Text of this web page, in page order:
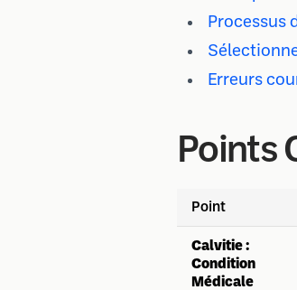
Processus
Erreurs
Points
Point
Calvitie :
Condition
Médicale